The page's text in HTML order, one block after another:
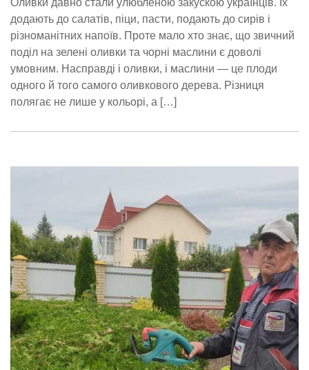
додають до салатів, піци, пасти, подають до сирів і
різноманітних напоїв. Проте мало хто знає, що звичний
поділ на зелені оливки та чорні маслини є доволі
умовним. Насправді і оливки, і маслини — це плоди
одного й того самого оливкового дерева. Різниця
полягає не лише у кольорі, а […]